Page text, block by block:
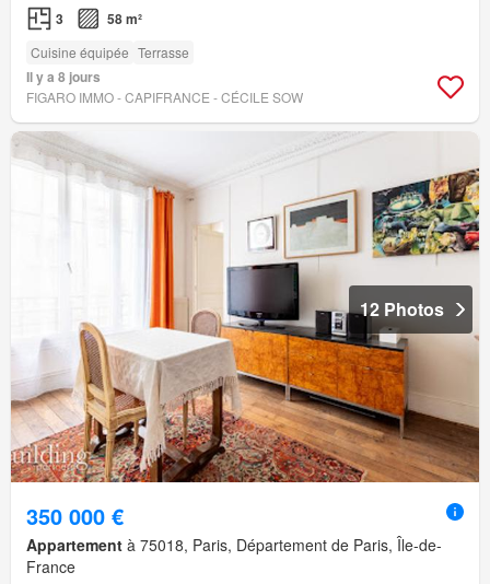
3 58 m²
Cuisine équipée Terrasse
Il y a 8 jours
FIGARO IMMO - CAPIFRANCE - CÉCILE SOW
12 Photos
350 000 €
Appartement à 75018, Paris, Département de Paris, Île-de-
France